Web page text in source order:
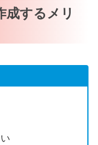
成するメリ